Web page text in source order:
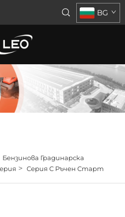
BG
Бензинова Градинарска
> Серия С Ръчен Старт